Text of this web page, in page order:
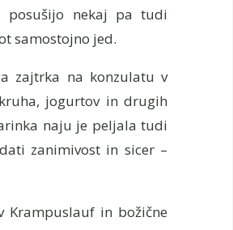
posušijo nekaj pa tudi
samostojno jed.
zajtrka na konzulatu v
jogurtov in drugih
naju je peljala tudi
zanimivost in sicer –
Krampuslauf in božične